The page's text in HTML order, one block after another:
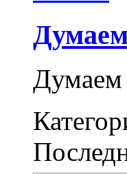
Думаем
Думаем